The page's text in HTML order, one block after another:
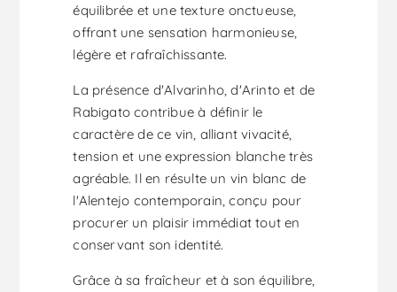
équilibrée et une texture onctueuse,
offrant une sensation harmonieuse,
légère et rafraîchissante.
La présence d'Alvarinho, d'Arinto et de
Rabigato contribue à définir le
caractère de ce vin, alliant vivacité,
tension et une expression blanche très
agréable. Il en résulte un vin blanc de
l'Alentejo contemporain, conçu pour
procurer un plaisir immédiat tout en
conservant son identité.
Grâce à sa fraîcheur et à son équilibre,